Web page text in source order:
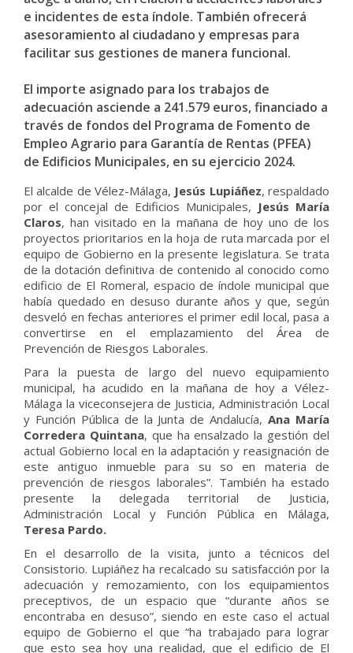
e incidentes de esta índole. También ofrecerá
asesoramiento al ciudadano y empresas para
facilitar sus gestiones de manera funcional.
El importe asignado para los trabajos de
adecuación asciende a 241.579 euros, financiado a
través de fondos del Programa de Fomento de
Empleo Agrario para Garantía de Rentas (PFEA)
de Edificios Municipales, en su ejercicio 2024.
El alcalde de Vélez-Málaga, Jesús Lupiáñez, respaldado
por el concejal de Edificios Municipales, Jesús María
Claros, han visitado en la mañana de hoy uno de los
proyectos prioritarios en la hoja de ruta marcada por el
equipo de Gobierno en la presente legislatura. Se trata
de la dotación definitiva de contenido al conocido como
edificio de El Romeral, espacio de índole municipal que
había quedado en desuso durante años y que, según
desveló en fechas anteriores el primer edil local, pasa a
convertirse en el emplazamiento del Área de
Prevención de Riesgos Laborales.
Para la puesta de largo del nuevo equipamiento
municipal, ha acudido en la mañana de hoy a Vélez-
Málaga la viceconsejera de Justicia, Administración Local
y Función Pública de la Junta de Andalucía,Ana María
Corredera Quintana, que ha ensalzado la gestión del
actual Gobierno local en la adaptación y reasignación de
este antiguo inmueble para su so en materia de
prevención de riesgos laborales”. También ha estado
presente la delegada territorial de Justicia,
Administración Local y Función Pública en Málaga,
Teresa Pardo.
En el desarrollo de la visita, junto a técnicos del
Consistorio. Lupiáñez ha recalcado su satisfacción por la
adecuación y remozamiento, con los equipamientos
preceptivos, de un espacio que “durante años se
encontraba en desuso”, siendo en este caso el actual
equipo de Gobierno el que “ha trabajado para lograr
que esto sea hoy una realidad, que el edificio de El